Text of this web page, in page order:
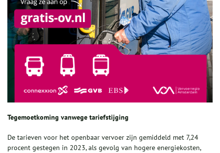
Tegemoetkoming vanwege tariefstijging
De tarieven voor het openbaar vervoer zijn gemiddeld met 7,24
procent gestegen in 2023, als gevolg van hogere energiekosten,